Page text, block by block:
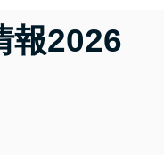
報2026